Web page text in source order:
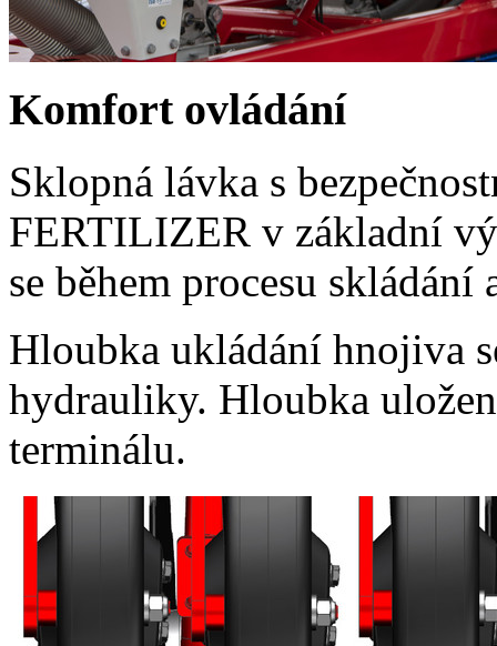
Komfort ovládání
Sklopná lávka s
FERTILIZER v základní
se během procesu
Hloubka ukládání hnojiva
hydrauliky. Hloubka
terminálu.